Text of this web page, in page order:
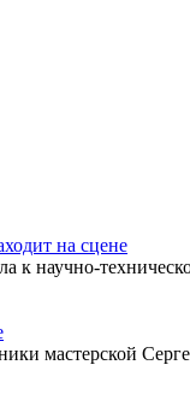
на сцене
к научно-
мастерской